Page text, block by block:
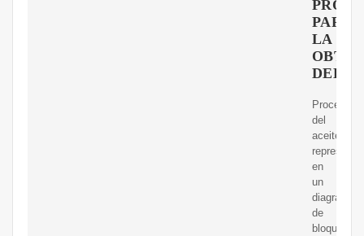
PARA
LA
DEL
Proceso
del
aceite
en
un
diagrama
de
bloques